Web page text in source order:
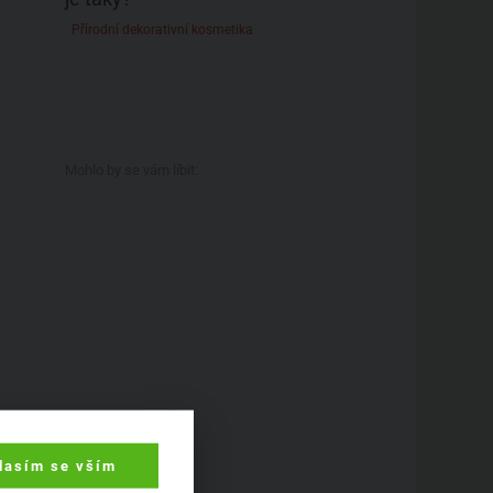
Přírodní dekorativní kosmetika
se vším